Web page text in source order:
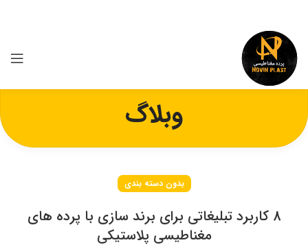
وبلاگ
بدون دسته بندی
8 کاربرد تبلیغاتی برای برند سازی با پرده های
مغناطیسی پلاستیکی